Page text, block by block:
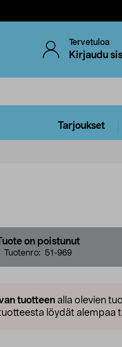
Tervetuloa
Kirjaudu
Tarjoukset
on poistunut
Tuotenro: 51-969
tuotteen alla olevien
löydät alempaa